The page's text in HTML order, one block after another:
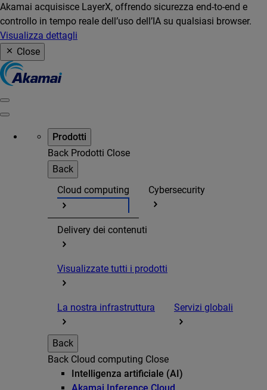
Akamai acquisisce LayerX, offrendo sicurezza end-to-end e
controllo in tempo reale dell’uso dell’IA su qualsiasi browser.
Visualizza dettagli
Close
Prodotti
Back Prodotti Close
Back
Cloud computing
Cybersecurity
Delivery dei contenuti
Visualizzate tutti i prodotti
La nostra infrastruttura Servizi globali
Back
Back Cloud computing Close
Intelligenza artificiale (AI)